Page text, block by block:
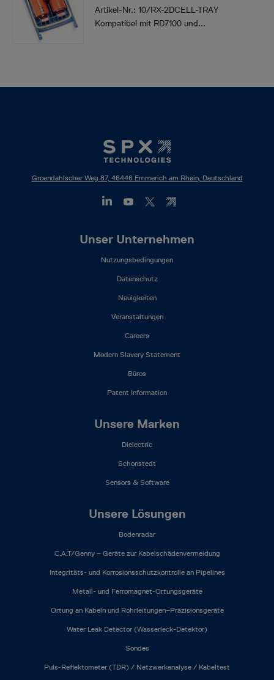
Artikel-Nr.: 10/RX-2DCELL-TRAY
Kompatibel mit RD7100 und...
Groendahlscher Weg 87, 46446 Emmerich am Rhein, Deutschland
Unser Unternehmen
Nutzungsbedingungen
Datenschutz
Neuigkeiten
Veranstaltungen
Careers
Modern Slavery Statement
Büros
Patent Information
Unsere Marken
Dielectric
Schonstedt
Sensors & Software
Unsere Lösungen
Bodenradar
C.A.T/Genny – Geräte zur Kabelschädenvermeidung
Integritäts- und Korrosionsschutzkontrolle an Pipelines
Metall- und Ferromagnet-Ortungsgeräte
Ortung an Kabeln und Rohrleitungen–Präzisionsgeräte
Water Leak Detector (Wasserleck-Detektor)
Sondes
Puls-Reflektometer (TDR) / Netzwerkanalyse / Kabeltest